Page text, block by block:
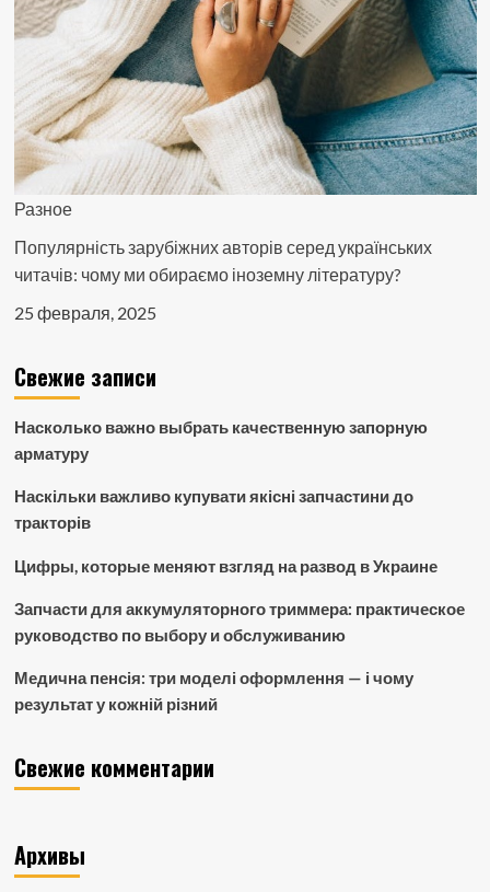
Разное
Популярність зарубіжних авторів серед українських
читачів: чому ми обираємо іноземну літературу?
25 февраля, 2025
Свежие записи
Насколько важно выбрать качественную запорную
арматуру
Наскільки важливо купувати якісні запчастини до
тракторів
Цифры, которые меняют взгляд на развод в Украине
Запчасти для аккумуляторного триммера: практическое
руководство по выбору и обслуживанию
Медична пенсія: три моделі оформлення — і чому
результат у кожній різний
Свежие комментарии
Архивы